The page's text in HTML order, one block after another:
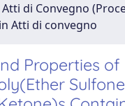
di Convegno
Atti di convegno
Properties of